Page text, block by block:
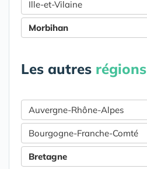
Ille-et-Vilaine
Morbihan
Les autres régions
Auvergne-Rhône-Alpes
Bourgogne-Franche-Comté
Bretagne